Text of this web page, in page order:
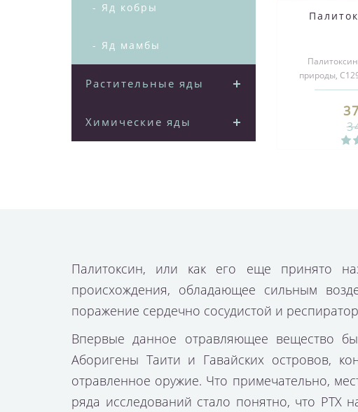
- Яд кобры
- Яд мамбы
Растительные яды
Химические яды
природы,
11077-
Палитоксин, или как его еще принято
происхождения, обладающее сильным
поражение сердечно сосудистой и
Впервые данное отравляющее вещество
Аборигены Таити и Гавайских островов,
отравленное оружие. Что примечательно,
ряда исследований стало понятно, что РТХ